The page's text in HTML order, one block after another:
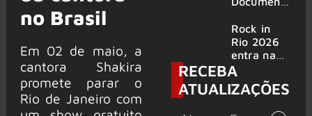
no Brasil
Em 02 de maio, a
cantora Shakira
promete parar o
Rio de Janeiro com
mais de 50
bandas
‘Unshatter’
e álbum ao
vivo são
anunciados
Rock in
Rio 2026
entra na
reta final
com
Cidade do
RECEBA
ATUALIZAÇÕES